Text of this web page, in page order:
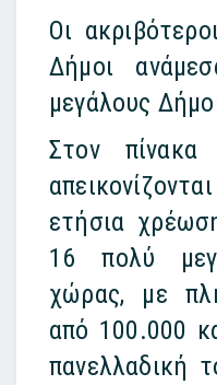
Οι
Δήμοι
μεγάλους
Στον
ετήσια
16 πολύ
χώρας, με
από 100.000
πανελλαδική